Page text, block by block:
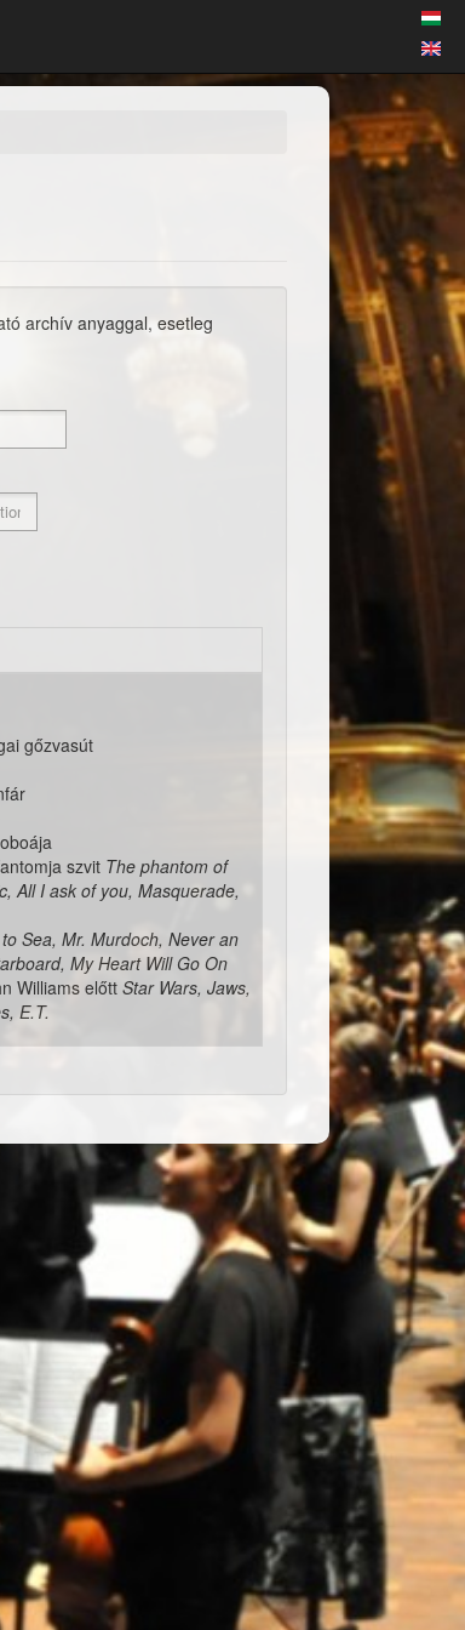
archív anyaggal, esetleg
gőzvasút
szvit The phantom of
All I ask of you, Masquerade,
Sea, Mr. Murdoch, Never an
My Heart Will Go On
Williams előttStar Wars, Jaws,
E.T.